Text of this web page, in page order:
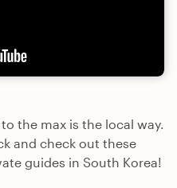
the max is the local way.
and check out these
guides in South Korea!